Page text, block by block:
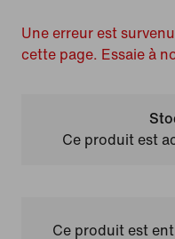
Une erreur est
cette page. Essaie à
Ce produit est
Ce produit est